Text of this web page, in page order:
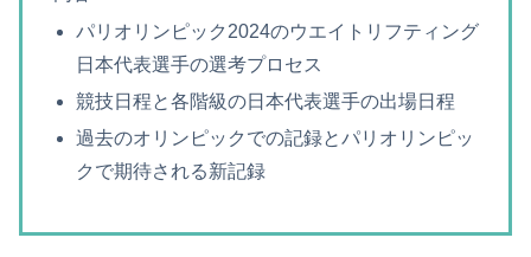
パリオリンピック2024のウエイトリフティング
日本代表選手の選考プロセス
競技日程と各階級の日本代表選手の出場日程
過去のオリンピックでの記録とパリオリンピッ
クで期待される新記録